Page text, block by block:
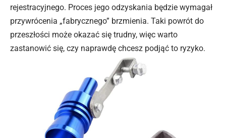
rejestracyjnego. Proces jego odzyskania będzie wymagał
przywrócenia „fabrycznego” brzmienia. Taki powrót do
przeszłości może okazać się trudny, więc warto
zastanowić się, czy naprawdę chcesz podjąć to ryzyko.